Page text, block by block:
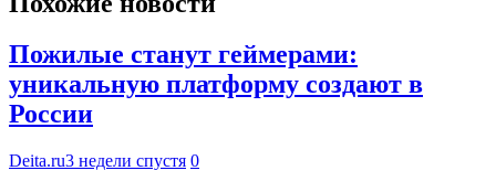
Пожилые станут геймерами:
уникальную платформу создают в
России
Deita.ru3 недели спустя 0